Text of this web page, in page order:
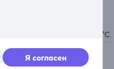
Я согласен
-10 - 40 °C